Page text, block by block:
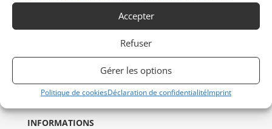
Accepter
Refuser
Gérer les options
Politique de cookiesDéclaration de confidentialitéImprint
INFORMATIONS